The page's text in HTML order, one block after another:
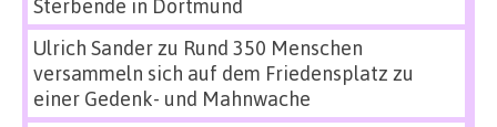
Sterbende in Dortmund
Ulrich Sanderzu Rund 350 Menschen
versammeln sich auf dem Friedensplatz zu
einer Gedenk- und Mahnwache